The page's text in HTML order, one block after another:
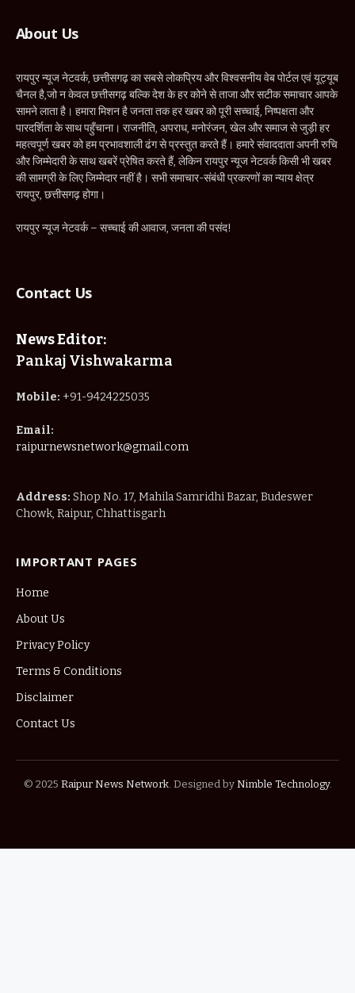
About Us
रायपुर न्यूज नेटवर्क, छत्तीसगढ़ का सबसे लोकप्रिय और विश्वसनीय वेब पोर्टल एवं यूट्यूब
चैनल है,जो न केवल छत्तीसगढ़ बल्कि देश के हर कोने से ताजा और सटीक समाचार आपके
सामने लाता है। हमारा मिशन है जनता तक हर खबर को पूरी सच्चाई, निष्पक्षता और
पारदर्शिता के साथ पहुँचाना। राजनीति, अपराध, मनोरंजन, खेल और समाज से जुड़ी हर
महत्वपूर्ण खबर को हम प्रभावशाली ढंग से प्रस्तुत करते हैं। हमारे संवाददाता अपनी रुचि
और जिम्मेदारी के साथ खबरें प्रेषित करते हैं, लेकिन रायपुर न्यूज नेटवर्क किसी भी खबर
की सामग्री के लिए जिम्मेदार नहीं है। सभी समाचार-संबंधी प्रकरणों का न्याय क्षेत्र
रायपुर, छत्तीसगढ़ होगा।
रायपुर न्यूज नेटवर्क – सच्चाई की आवाज, जनता की पसंद!
Contact Us
News Editor:
Pankaj Vishwakarma
Mobile: +91-9424225035
Email:
raipurnewsnetwork@gmail.com
Address: Shop No. 17, Mahila Samridhi Bazar, Budeswer
Chowk, Raipur, Chhattisgarh
IMPORTANT PAGES
Home
About Us
Privacy Policy
Terms & Conditions
Disclaimer
Contact Us
© 2025 Raipur News Network. Designed by Nimble Technology.